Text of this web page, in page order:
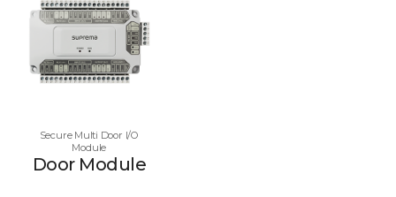
Secure Multi Door I/O
Module
Door Module